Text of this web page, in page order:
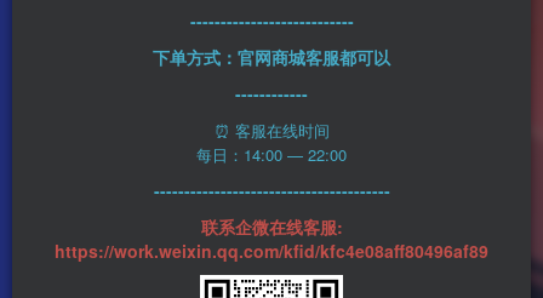
---------------------------
下单方式：官网商城客服都可以
------------
⏰ 客服在线时间
每日：14:00 — 22:00
---------------------------------------
联系企微在线客服:
https://work.weixin.qq.com/kfid/kfc4e08aff80496af89